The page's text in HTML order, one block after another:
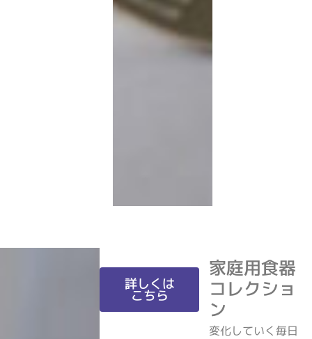
詳しくは
こちら
家庭用食器
コレクショ
ン
変化していく毎日